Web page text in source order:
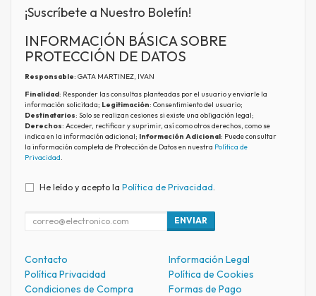
¡Suscríbete a Nuestro Boletín!
INFORMACIÓN BÁSICA SOBRE
PROTECCIÓN DE DATOS
Responsable: GATA MARTINEZ, IVAN
Finalidad: Responder las consultas planteadas por el usuario y enviarle la
información solicitada; Legitimación: Consentimiento del usuario;
Destinatarios: Solo se realizan cesiones si existe una obligación legal;
Derechos: Acceder, rectificar y suprimir, así como otros derechos, como se
indica en la información adicional; Información Adicional: Puede consultar
la información completa de Protección de Datos en nuestra Política de
Privacidad.
He leído y acepto la Política de Privacidad
ENVIAR
Contacto
Información Legal
Política Privacidad
Política de Cookies
Condiciones de Compra
Formas de Pago